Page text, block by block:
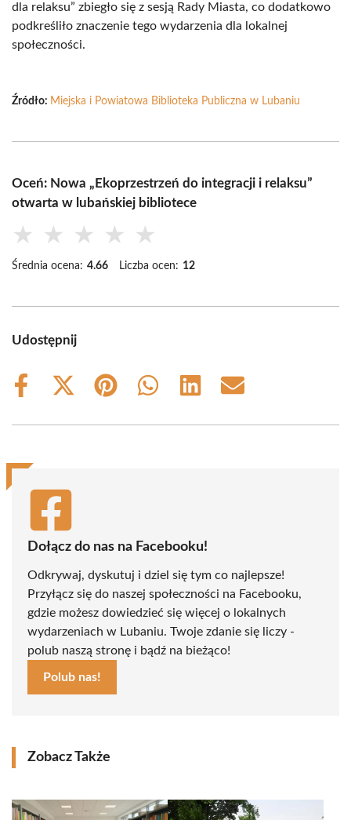
dla relaksu” zbiegło się z sesją Rady Miasta, co dodatkowo
podkreśliło znaczenie tego wydarzenia dla lokalnej
społeczności.
Źródło: Miejska i Powiatowa Biblioteka Publiczna w Lubaniu
Oceń: Nowa „Ekoprzestrzeń do integracji i relaksu”
otwarta w lubańskiej bibliotece
★ ★ ★ ★ ★
Średnia ocena: 4.66 Liczba ocen: 12
Udostępnij
Share
Share
(Twitter)
Share
Share
Share
Share
Dołącz do nas na Facebooku!
Odkrywaj, dyskutuj i dziel się tym co najlepsze!
Przyłącz się do naszej społeczności na Facebooku,
gdzie możesz dowiedzieć się więcej o lokalnych
wydarzeniach w Lubaniu. Twoje zdanie się liczy -
polub naszą stronę i bądź na bieżąco!
Polub nas!
Zobacz Także